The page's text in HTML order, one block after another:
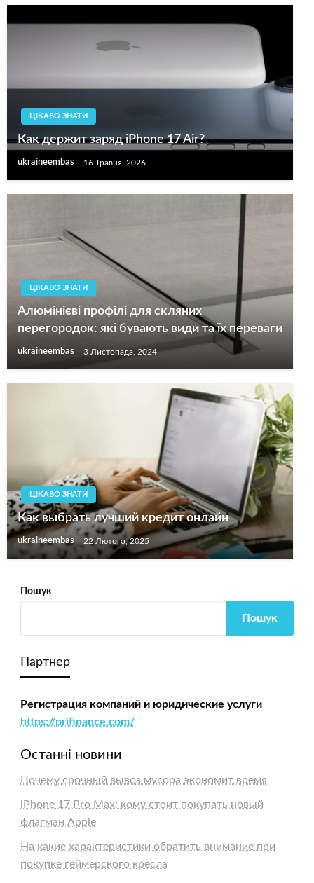
ЦІКАВО ЗНАТИ
Как держит заряд iPhone 17 Air?
ukraineembas 16 Травня, 2026
ЦІКАВО ЗНАТИ
Алюмінієві профілі для скляних
перегородок: які бувають види та їх переваги
ukraineembas 3 Листопада, 2024
ЦІКАВО ЗНАТИ
Как выбрать лучший кредит онлайн
ukraineembas 22 Лютого, 2025
Пошук
Пошук
Партнер
Регистрация компаний и юридические услуги
https://prifinance.com/
Останні новини
Почему срочный вывоз мусора экономит время
iPhone 17 Pro Max: кому стоит покупать новый
флагман Apple
На какие характеристики обратить внимание при
покупке геймерского кресла